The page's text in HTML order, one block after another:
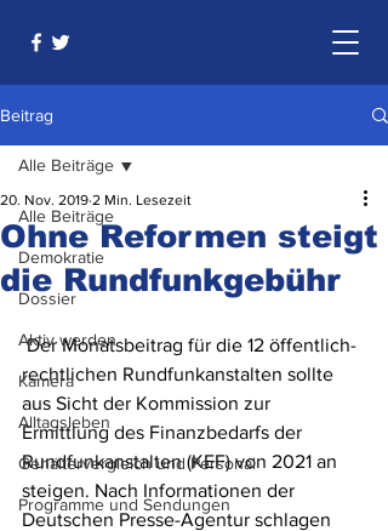
Beitrag
Alle Beiträge
Demokratie
Dossier
Aktiv werden
Kamera
Alltagsleben
Gehältervergleich und Personal
Programme und Sendungen
Alle Beiträge
Ohne Reformen steigt
die Rundfunkgebühr
20. Nov. 2019 2 Min. Lesezeit
Der Monatsbeitrag für die 12 öffentlich-
rechtlichen Rundfunkanstalten sollte
aus Sicht der Kommission zur
Ermittlung des Finanzbedarfs der
Rundfunkanstalten (KEF) von 2021 an
steigen. Nach Informationen der
Deutschen Presse-Agentur schlagen